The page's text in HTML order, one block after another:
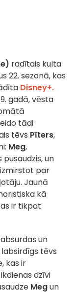
radītais kulta
22. sezonā, kas
Disney+.
gadā, vēsta
tādi
tēvs Pīters,
Meg,
pusaudzis, un
par
Jaunā
kā
ir tikpat
un
labsirdīgs tēvs
kas ir
dzīvi
Megun